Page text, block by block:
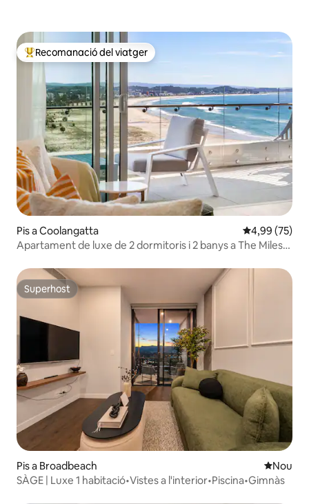
Principals recomanacions dels viatgers
Recomanació del viatger
Pis a Coolangatta 4,99 de
4,99 (75)
Apartament de luxe de 2 dormitoris i 2 banys a The Miles
Superhost
Superhost
Pis a Broadbeach
Nou
SÀGE | Luxe 1 habitació•Vistes a l'interior•Piscina•Gimnàs